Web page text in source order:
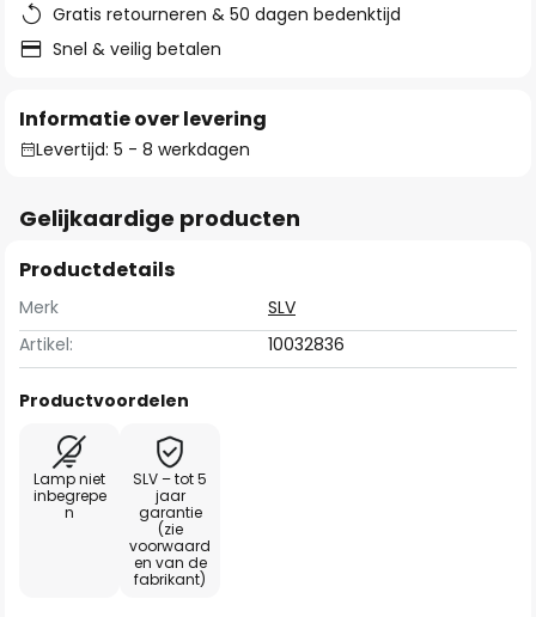
Gratis retourneren & 50 dagen bedenktijd
Snel & veilig betalen
Informatie over levering
Levertijd: 5 - 8 werkdagen
Gelijkaardige producten
Productdetails
Merk
SLV
Artikel:
10032836
Productvoordelen
Lamp niet
inbegrepe
n
SLV – tot 5
jaar
garantie
(zie
voorwaard
en van de
fabrikant)